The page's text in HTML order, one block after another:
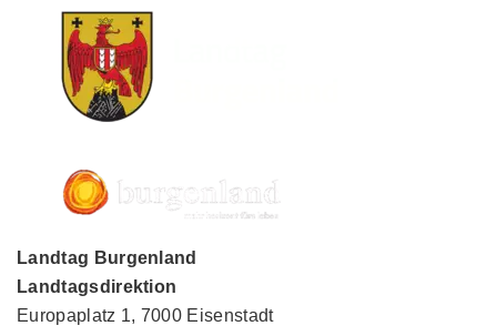
Landtag Burgenland
Landtagsdirektion
Europaplatz 1, 7000 Eisenstadt